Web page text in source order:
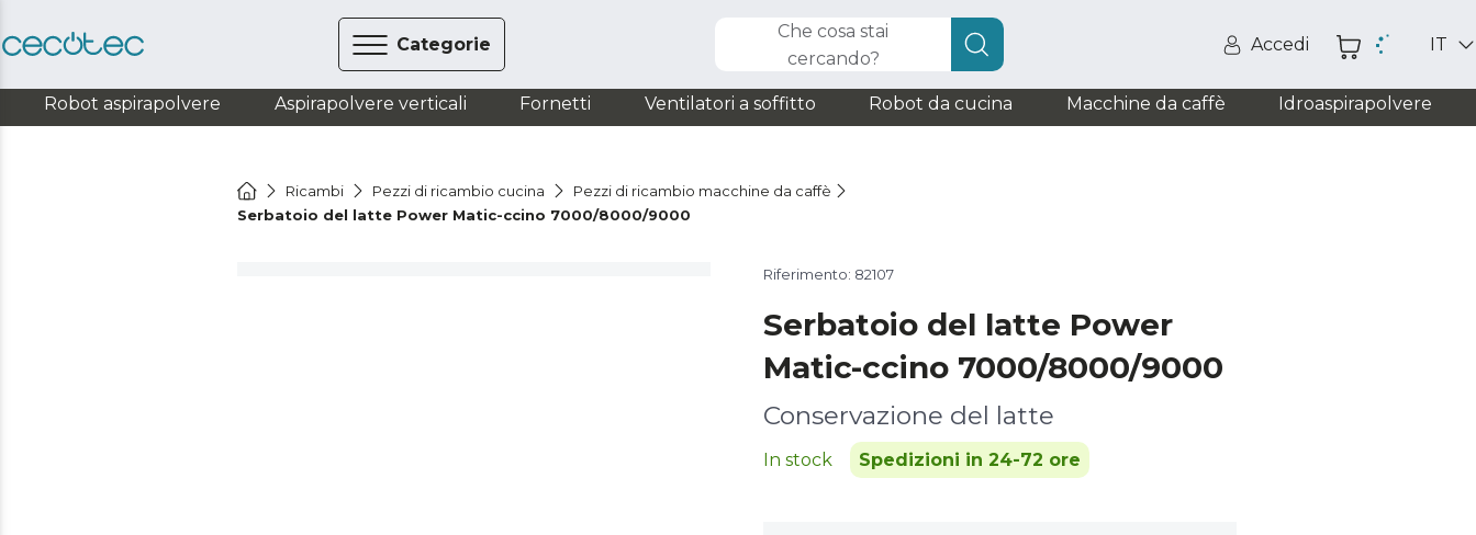
Categorie
Che cosa stai
cercando?
Accedi IT
Robot aspirapolvere Aspirapolvere verticali Fornetti Ventilatori a soffitto Robot da cucina Macchine da caffè Idroaspirapolvere
Ricambi Pezzi di ricambio cucina
Pezzi di ricambio macchine da caffè
Serbatoio del latte Power Matic-ccino 7000/8000/9000
Riferimento: 82107
Serbatoio del latte Power
Matic-ccino 7000/8000/9000
Conservazione del latte
In stock Spedizioni in 24-72 ore